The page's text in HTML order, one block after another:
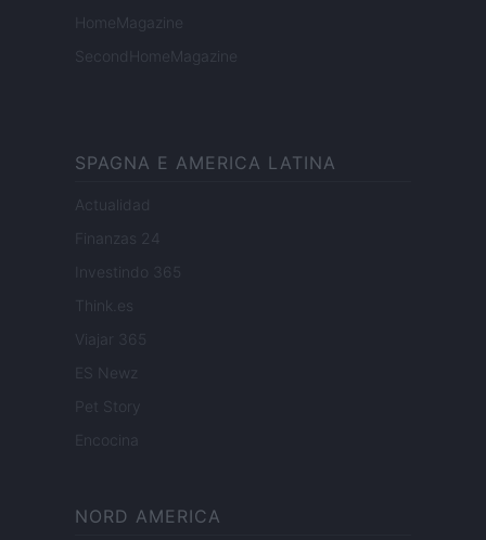
HomeMagazine
SecondHomeMagazine
SPAGNA E AMERICA LATINA
Actualidad
Finanzas 24
Investindo 365
Think.es
Viajar 365
ES Newz
Pet Story
Encocina
NORD AMERICA